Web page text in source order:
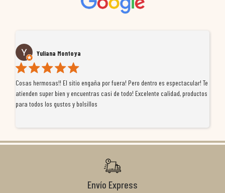
Yuliana Montoya
Cosas hermosas!! El sitio engaña por fuera! Pero dentro es espectacular! Te
atienden super bien y encuentras casi de todo! Excelente calidad, productos
para todos los gustos y bolsillos
Envío Express